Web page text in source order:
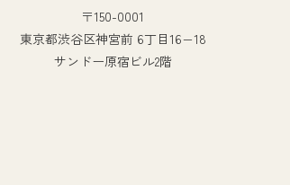
〒150-0001
東京都渋谷区神宮前 6丁目16−18
サンドー原宿ビル2階